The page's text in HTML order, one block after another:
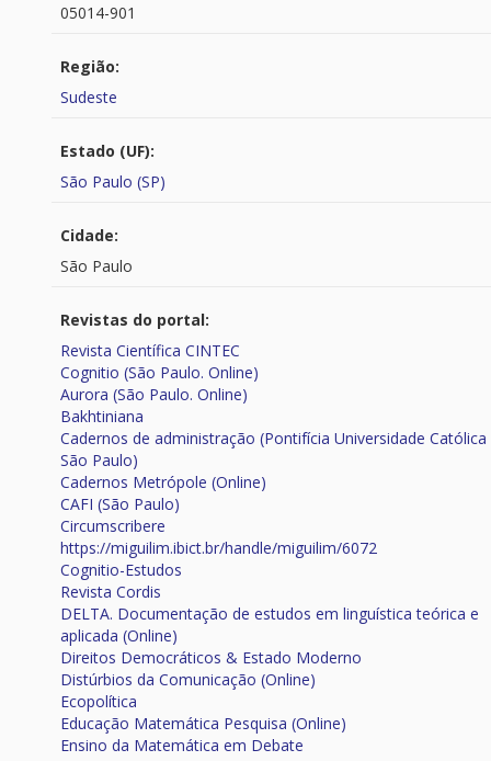
05014-901
Região:
Sudeste
Estado (UF):
São Paulo (SP)
Cidade:
São Paulo
Revistas do portal:
Revista Científica CINTEC
Cognitio (São Paulo. Online)
Aurora (São Paulo. Online)
Bakhtiniana
Cadernos de administração (Pontifícia Universidade Católica
São Paulo)
Cadernos Metrópole (Online)
CAFI (São Paulo)
Circumscribere
https://miguilim.ibict.br/handle/miguilim/6072
Cognitio-Estudos
Revista Cordis
DELTA. Documentação de estudos em linguística teórica e
aplicada (Online)
Direitos Democráticos & Estado Moderno
Distúrbios da Comunicação (Online)
Ecopolítica
Educação Matemática Pesquisa (Online)
Ensino da Matemática em Debate